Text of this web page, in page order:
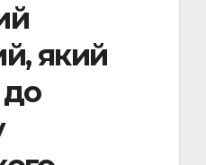
який
до